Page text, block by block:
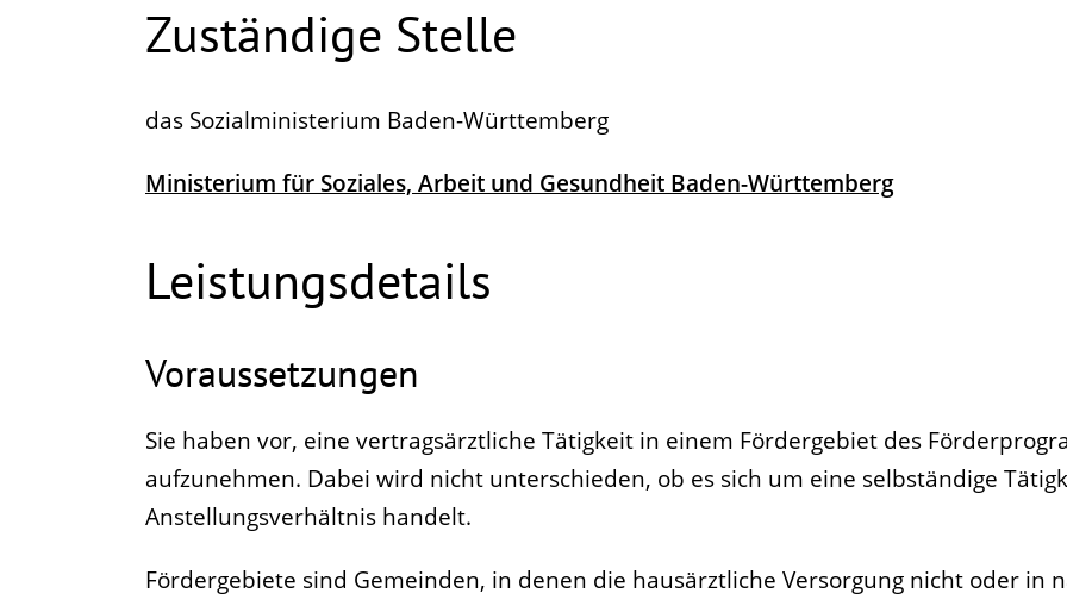
Zuständige Stelle
das Sozialministerium Baden-Württemberg
Ministerium für Soziales, Arbeit und Gesundheit Baden-Württemberg
Leistungsdetails
Voraussetzungen
Sie haben vor, eine vertragsärztliche Tätigkeit in einem Fördergebiet des
aufzunehmen. Dabei wird nicht unterschieden, ob es sich um eine selbständige
Anstellungsverhältnis handelt.
Fördergebiete sind Gemeinden, in denen die hausärztliche Versorgung nicht oder in